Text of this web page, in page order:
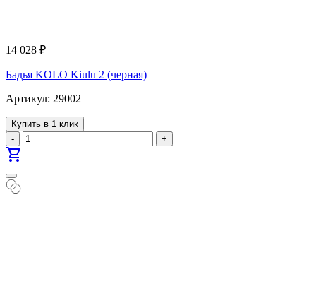
14 028 ₽
Бадья KOLO Kiulu 2 (черная)
Артикул: 29002
Купить в 1 клик
-
+
shopping_cart